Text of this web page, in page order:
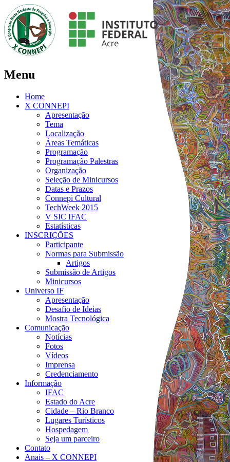
Menu
Home
X CONNEPI
Apresentação
Tema
Localização
Áreas Temáticas
Programação
Programação Palestras
Organização
Seleção de Minicursos
Datas e Prazos
Connepi Cultural
TechWeek 2015
V SIC IFAC
Estatísticas
INSCRIÇÕES
Participante
Normas para Submissão
Artigos
Submissão de Artigos
Minicursos
Universo IF
Apresentação
Desafio de Ideias
Mostra Tecnológica
Comunicação
Notícias
Fotos
Vídeos
Imprensa
Credenciamento
Informação
IFAC
Estado do Acre
Cidade – Rio Branco
Lugares Turísticos
Hospedagem
Seja um parceiro
Contato
Anais – X CONNEPI